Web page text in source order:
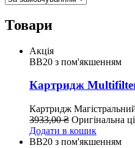
Товари
Акція
ВВ20 з пом'якшенням
Картридж
Картридж
3933,00₴ Оригінальна
Додати в кошик
ВВ20 з пом'якшенням